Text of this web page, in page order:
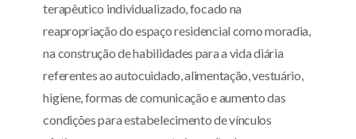
terapêutico individualizado, focado na
reapropriação do espaço residencial como moradia,
na construção de habilidades para a vida diária
referentes ao autocuidado, alimentação, vestuário,
higiene, formas de comunicação e aumento das
condições para estabelecimento de vínculos